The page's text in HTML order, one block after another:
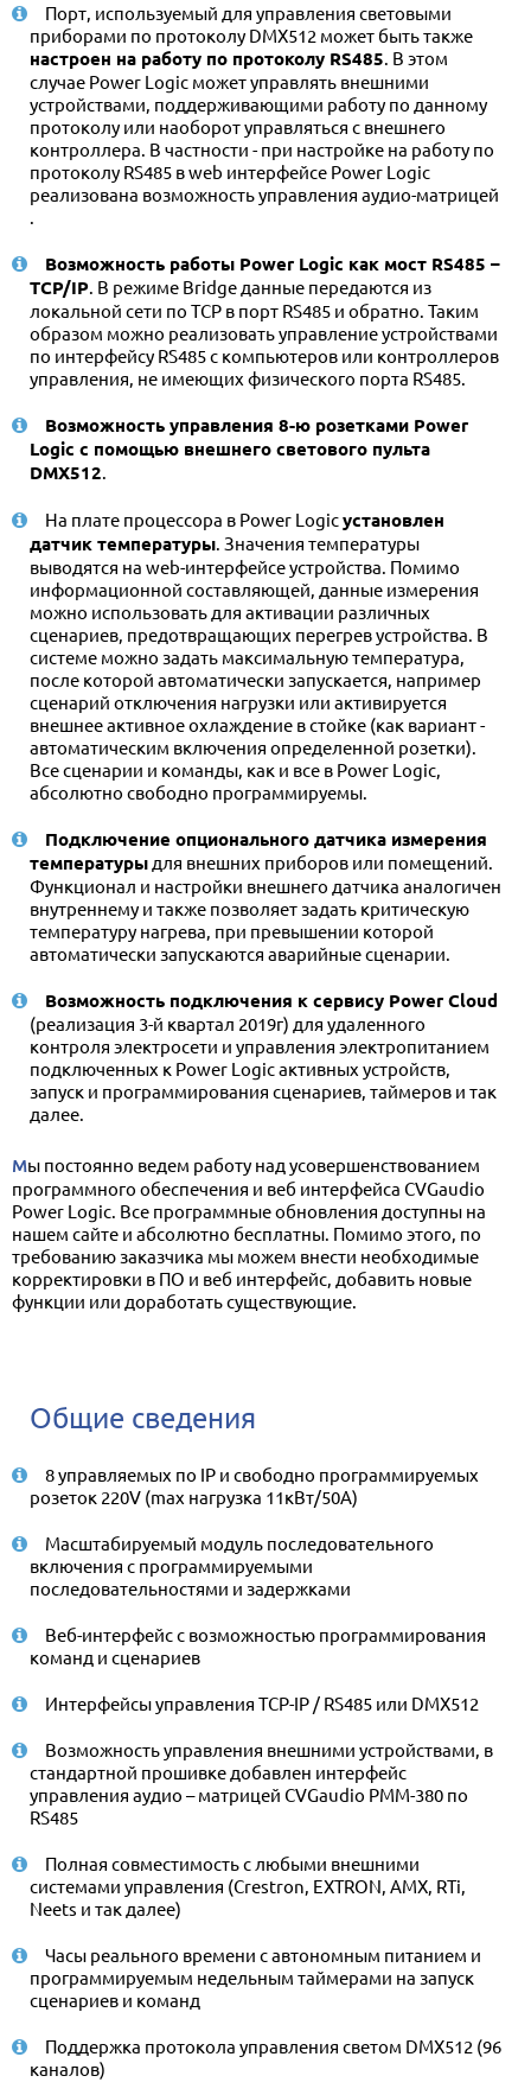
Порт, используемый для управления световыми
приборами по протоколу DMX512 может быть также
настроен на работу по протоколу RS485. В этом
случае Power Logic может управлять внешними
устройствами, поддерживающими работу по данному
протоколу или наоборот управляться с внешнего
контроллера. В частности - при настройке на работу по
протоколу RS485 в web интерфейсе Power Logic
реализована возможность управления аудио-матрицей
.
Возможность работы Power Logic как мост RS485 –
TCP/IP. В режиме Bridge данные передаются из
локальной сети по ТСР в порт RS485 и обратно. Таким
образом можно реализовать управление устройствами
по интерфейсу RS485 с компьютеров или контроллеров
управления, не имеющих физического порта RS485.
Возможность управления 8-ю розетками Power
Logic c помощью внешнего светового пульта
DMX512.
На плате процессора в Power Logicустановлен
датчик температуры. Значения температуры
выводятся на web-интерфейсе устройства. Помимо
информационной составляющей, данные измерения
можно использовать для активации различных
сценариев, предотвращающих перегрев устройства. В
системе можно задать максимальную температура,
после которой автоматически запускается, например
сценарий отключения нагрузки или активируется
внешнее активное охлаждение в стойке (как вариант -
автоматическим включения определенной розетки).
Все сценарии и команды, как и все в Power Logic,
абсолютно свободно программируемы.
Подключение опционального датчика измерения
температуры для внешних приборов или помещений.
Функционал и настройки внешнего датчика аналогичен
внутреннему и также позволяет задать критическую
температуру нагрева, при превышении которой
автоматически запускаются аварийные сценарии.
Возможность подключения к сервису Power Cloud
(реализация 3-й квартал 2019г) для удаленного
контроля электросети и управления электропитанием
подключенных к Power Logic активных устройств,
запуск и программирования сценариев, таймеров и так
далее.
Мы постоянно ведем работу над усовершенствованием
программного обеспечения и веб интерфейса CVGaudio
Power Logic. Все программные обновления доступны на
нашем сайте и абсолютно бесплатны. Помимо этого, по
требованию заказчика мы можем внести необходимые
корректировки в ПО и веб интерфейс, добавить новые
функции или доработать существующие.
Общие сведения
8 управляемых по IP и свободно программируемых
розеток 220V (max нагрузка 11кВт/50A)
Масштабируемый модуль последовательного
включения с программируемыми
последовательностями и задержками
Веб-интерфейс с возможностью программирования
команд и сценариев
Интерфейсы управления TCP-IP / RS485 или DMX512
Возможность управления внешними устройствами, в
стандартной прошивке добавлен интерфейс
управления аудио – матрицей CVGaudio PMM-380 по
RS485
Полная совместимость с любыми внешними
системами управления (Crestron, EXTRON, AMX, RTi,
Neets и так далее)
Часы реального времени с автономным питанием и
программируемым недельным таймерами на запуск
сценариев и команд
Поддержка протокола управления светом DMX512 (96
каналов)